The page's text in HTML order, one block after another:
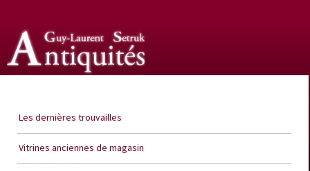
Les dernières trouvailles
Vitrines anciennes de magasin